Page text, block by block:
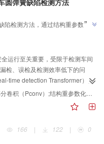
特征划分为低、中、高频3个频
特征，提升多尺度建模能力；构
频谱特征生成动态代理向量，在
D语义分割任务下的NYU
V2）和SUN-RGBD（RGB-D
集上，以不足主流方法一半的参
；在RGB-L语义分割任务下的
跨模态场景的鲁棒性。泛化测试
于F-measure、E-measure、S-
融实验也验证了各模块的独立价值
RGB-D感知框架，在多个关键模
提示学习、动态卷积与代理注意
圆弹簧缺陷检测方法
陷检测方法，通过结构重参数化、
进，有效提升检测精度与效率，
”
运行至关重要，受限于检测车间
检、误检及检测效率低下的问
time detection Transformer）的
构重参数化（structural re-
）替换原始主干中的Basic
（attention-based intra-scale
注意力（deformable attention，
重参数化（Rep）;可变形注意力机制;特征融合
166
| 122 | 0